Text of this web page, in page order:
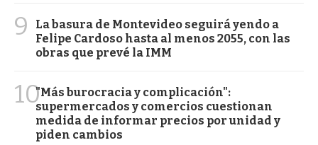
9
La basura de Montevideo seguirá yendo a
Felipe Cardoso hasta al menos 2055, con las
obras que prevé la IMM
10"Más burocracia y complicación":
supermercados y comercios cuestionan
medida de informar precios por unidad y
piden cambios